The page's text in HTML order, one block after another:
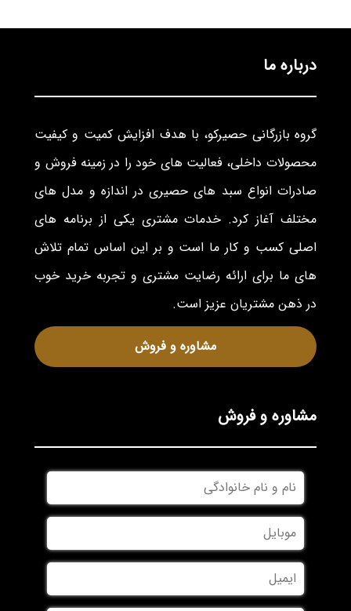
درباره ما
گروه بازرگانی حصیرکو، با هدف افزایش کمیت و کیفیت
محصولات داخلی، فعالیت های خود را در زمینه فروش و
صادرات انواع سبد های حصیری در اندازه و مدل های
مختلف آغاز کرد. خدمات مشتری یکی از برنامه های
اصلی کسب و کار ما است و بر این اساس تمام تلاش
های ما برای ارائه رضایت مشتری و تجربه خرید خوب
در ذهن مشتریان عزیز است.
مشاوره و فروش
مشاوره و فروش
نام
و
نام
خانوادگی
موبایل
ایمیل